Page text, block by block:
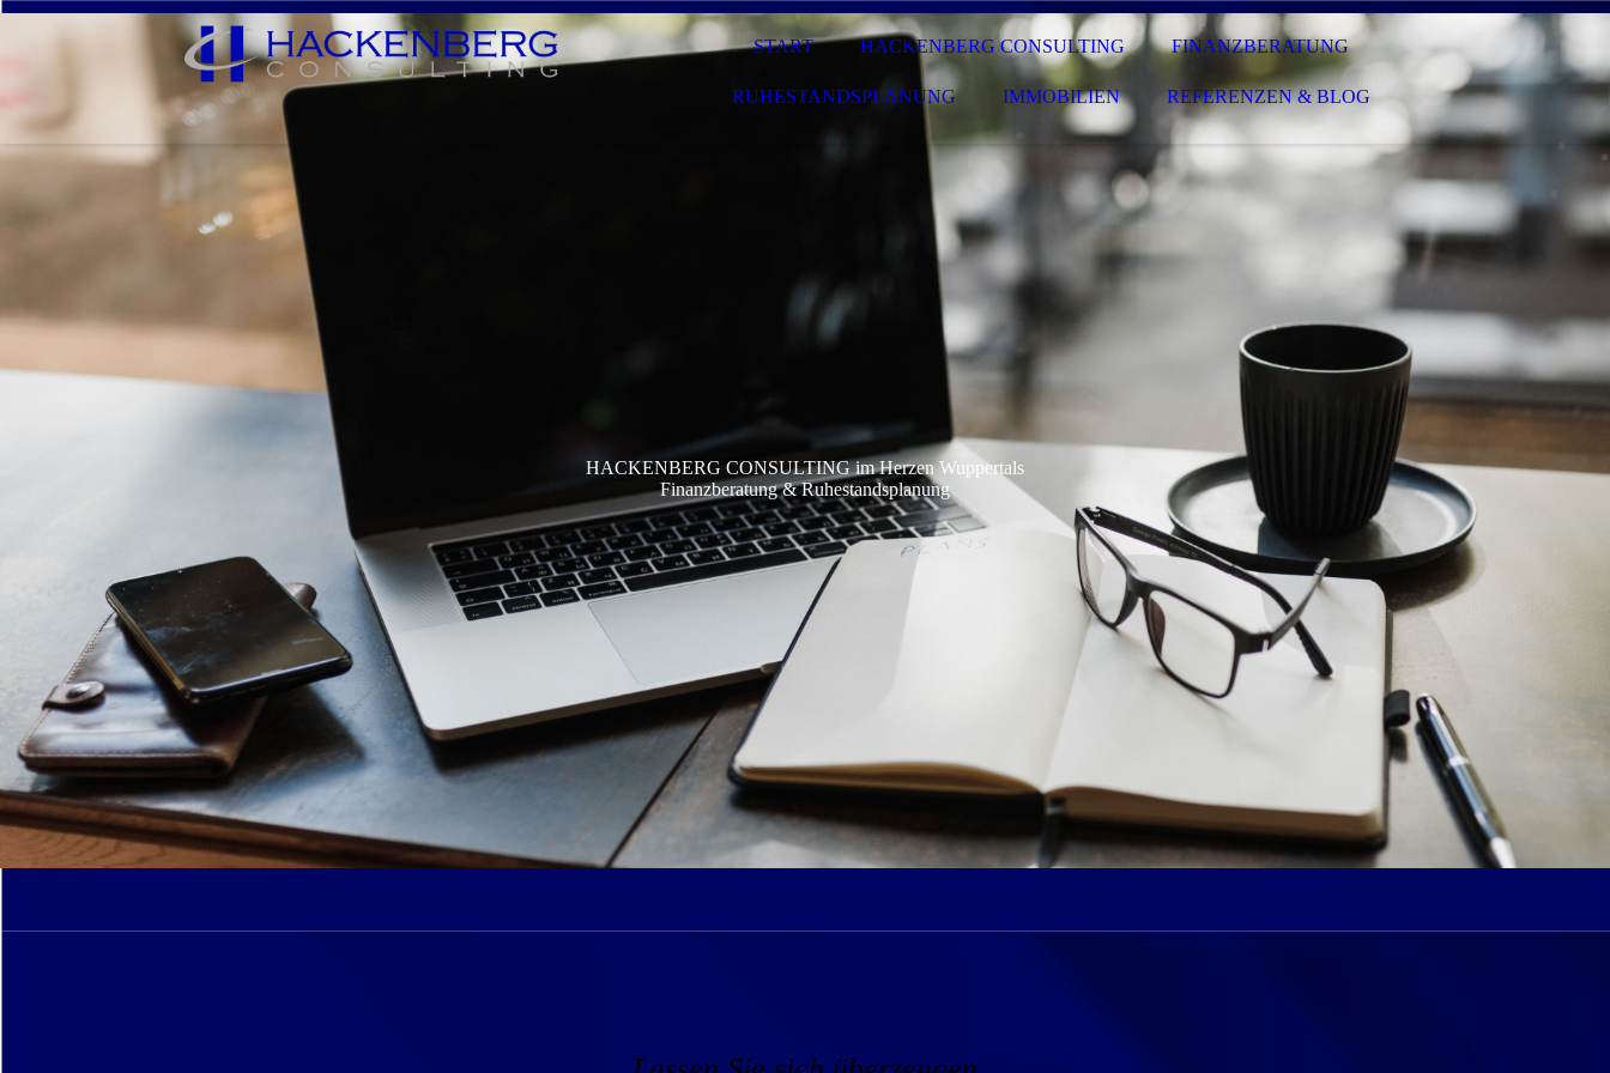
START HACKENBERG CONSULTING FINANZBERATUNG
RUHESTANDSPLANUNG IMMOBILIEN REFERENZEN & BLOG
HACKENBERG CONSULTING im Herzen Wuppertals
Finanzberatung & Ruhestandsplanung